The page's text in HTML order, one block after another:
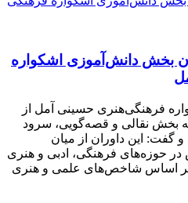
بخش دانش‌آموزی اشکواره
فرهنگی‌هنری حسینی آمل از
بخش نقالی و قصه‌گویی، سرود
گفت: این داوران از میان
حوزه‌های فرهنگی، ادبی و هنری
را بر اساس شاخص‌های علمی و هنری